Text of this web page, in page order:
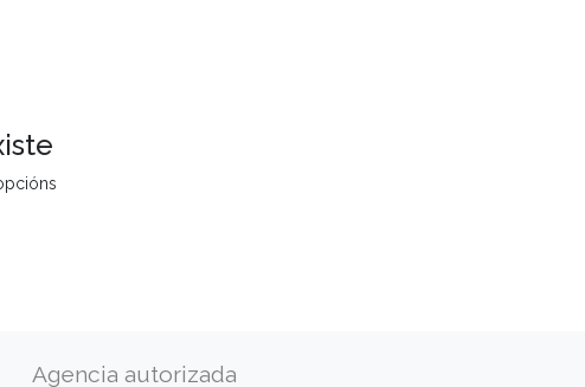
Agencia autorizada